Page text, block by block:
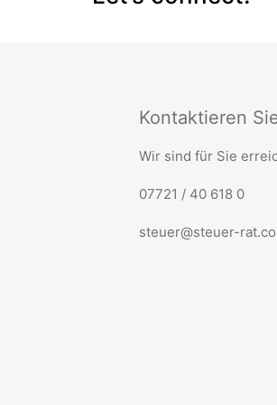
Kontaktieren
Wir sind für Sie
07721 / 40 618 0
steuer@steuer-